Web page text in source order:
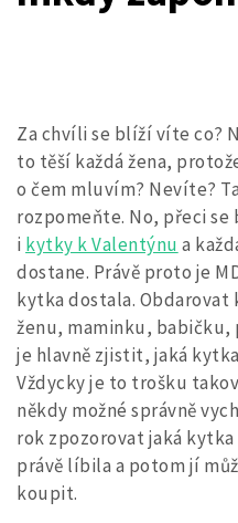
Za chvíli se blíží víte co?
to těší každá žena,
o čem mluvím? Nevíte?
rozpomeňte. No, přeci se
i kytky k Valentýnu a
dostane. Právě proto je
kytka dostala. Obdarovat
ženu, maminku,
je hlavně zjistit, jaká
Vždycky je to trošku
někdy možné správně
rok zpozorovat jaká
právě líbila a potom jí
koupit.